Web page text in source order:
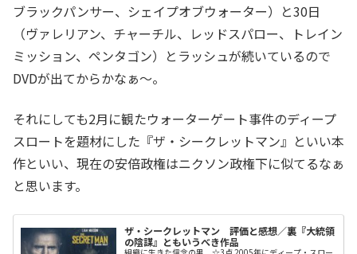
ブラックパンサー、シェイプオブウォーター）と30日
（ヴァレリアン、チャーチル、レッドスパロー、トレイン
ミッション、ペンタゴン）とラッシュが続いているので
DVDが出てからかなぁ～。
それにしても2月に観たウォーターゲート事件のディープ
スロートを題材にした『ザ・シークレットマン』といい本
作といい、現在の安倍政権はニクソン政権下に似てるなぁ
と思います。
ザ・シークレットマン 評価と感想／裏『大統領
の陰謀』ともいうべき作品